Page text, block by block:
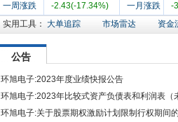
一周涨跌
-2.43(-17.34%) 一月涨跌 -
实用工具： 大单追踪 市场雷达 资金
公告
环旭电子:2023年度业绩快报公告
环旭电子:2023年比较式资产负债表和利润表（
环旭电子:关于股票期权激励计划限制行权期间